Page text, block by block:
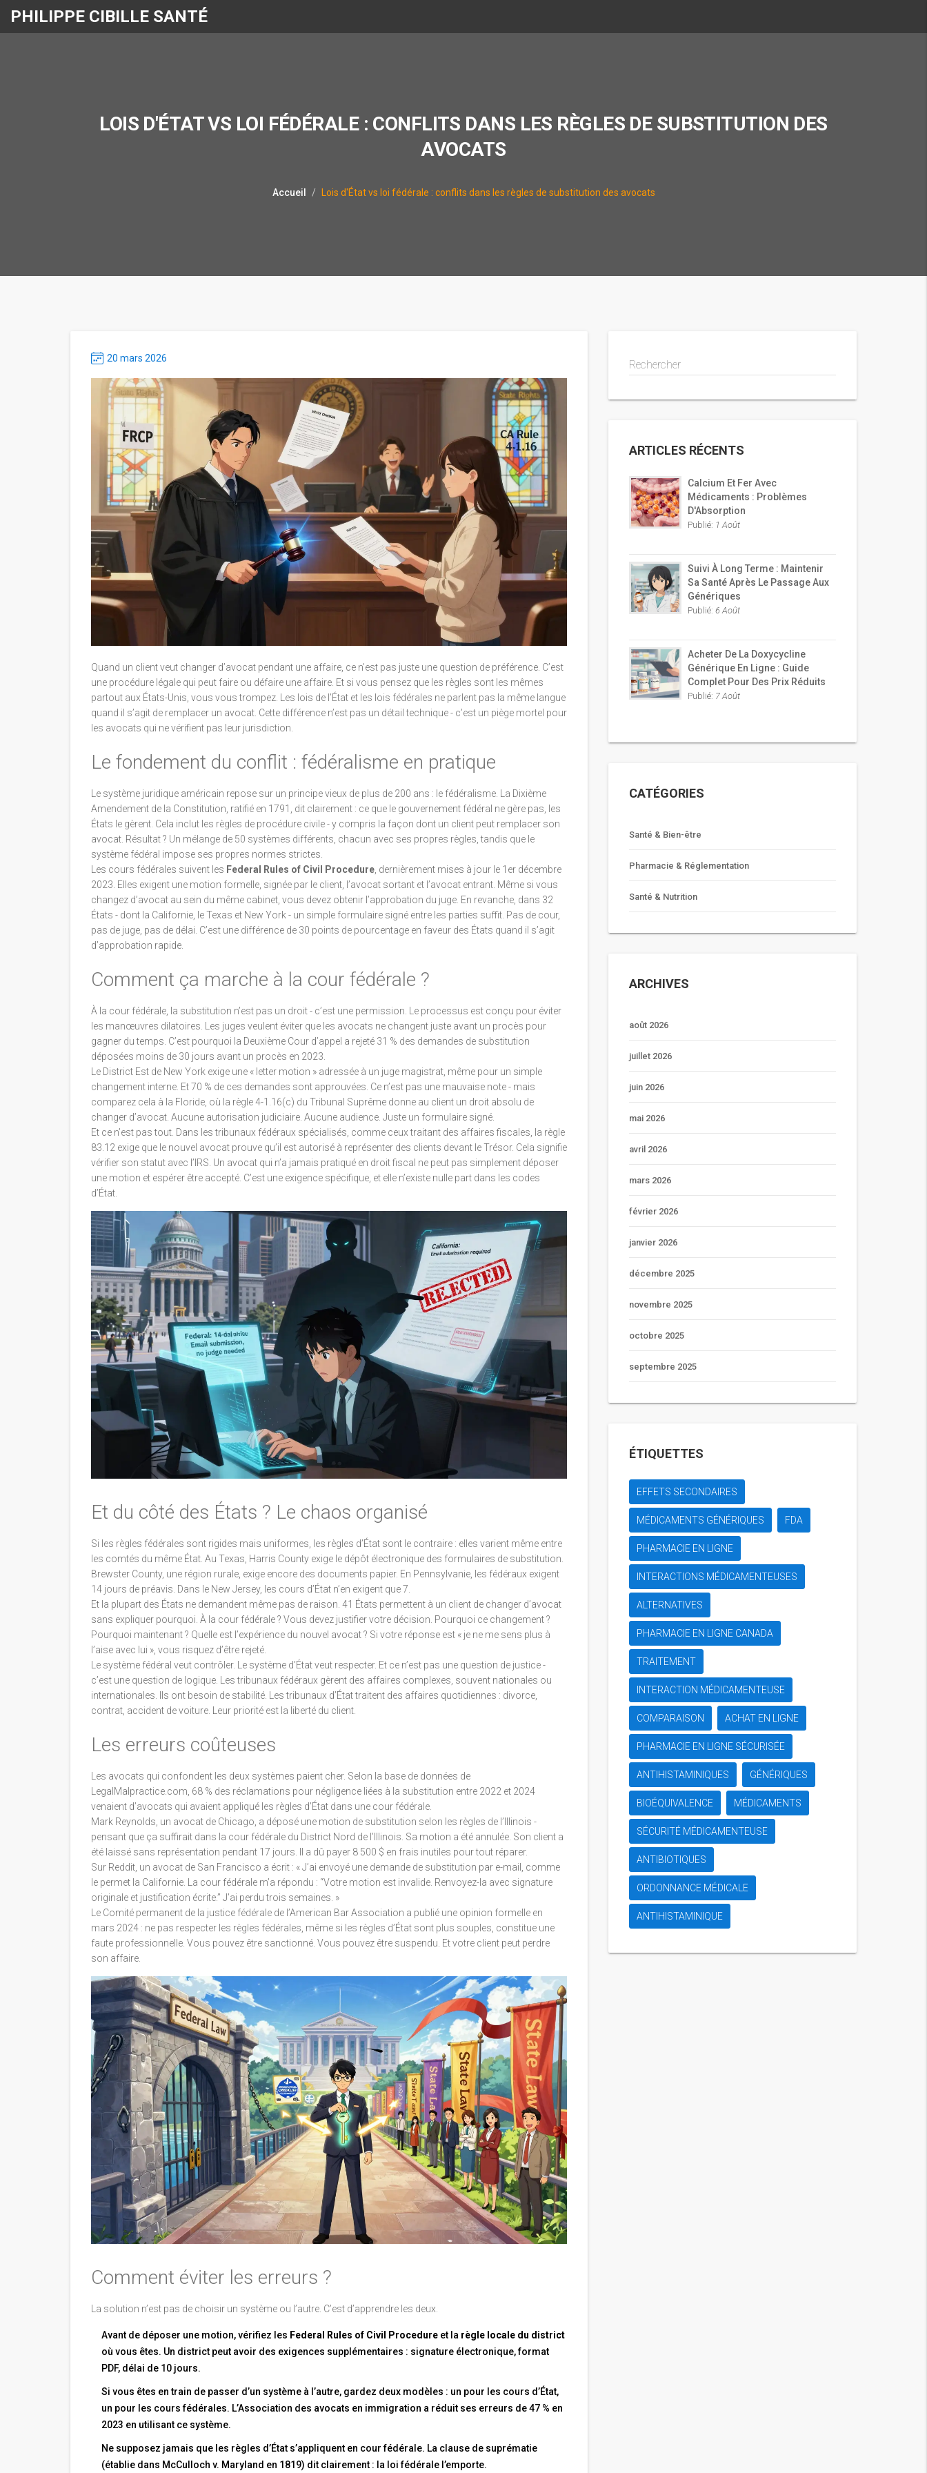
PHILIPPE CIBILLE SANTÉ
LOIS D'ÉTAT VS LOI FÉDÉRALE : CONFLITS DANS LES RÈGLES DE SUBSTITUTION DES
AVOCATS
Accueil Lois d'État vs loi fédérale : conflits dans les règles de substitution des avocats
20 mars 2026
Quand un client veut changer d’avocat pendant une affaire, ce n’est pas juste une question de préférence. C’est
une procédure légale qui peut faire ou défaire une affaire. Et si vous pensez que les règles sont les mêmes
partout aux États-Unis, vous vous trompez. Les lois de l’État et les lois fédérales ne parlent pas la même langue
quand il s’agit de remplacer un avocat. Cette différence n’est pas un détail technique - c’est un piège mortel pour
les avocats qui ne vérifient pas leur jurisdiction.
Le fondement du conflit : fédéralisme en pratique
Le système juridique américain repose sur un principe vieux de plus de 200 ans : le fédéralisme. La Dixième
Amendement de la Constitution, ratifié en 1791, dit clairement : ce que le gouvernement fédéral ne gère pas, les
États le gèrent. Cela inclut les règles de procédure civile - y compris la façon dont un client peut remplacer son
avocat. Résultat ? Un mélange de 50 systèmes différents, chacun avec ses propres règles, tandis que le
système fédéral impose ses propres normes strictes.
Les cours fédérales suivent les Federal Rules of Civil Procedure , dernièrement mises à jour le 1er décembre
2023. Elles exigent une motion formelle, signée par le client, l’avocat sortant et l’avocat entrant. Même si vous
changez d’avocat au sein du même cabinet, vous devez obtenir l’approbation du juge. En revanche, dans 32
États - dont la Californie, le Texas et New York - un simple formulaire signé entre les parties suffit. Pas de cour,
pas de juge, pas de délai. C’est une différence de 30 points de pourcentage en faveur des États quand il s’agit
d’approbation rapide.
Comment ça marche à la cour fédérale ?
À la cour fédérale, la substitution n’est pas un droit - c’est une permission. Le processus est conçu pour éviter
les manœuvres dilatoires. Les juges veulent éviter que les avocats ne changent juste avant un procès pour
gagner du temps. C’est pourquoi la Deuxième Cour d’appel a rejeté 31 % des demandes de substitution
déposées moins de 30 jours avant un procès en 2023.
Le District Est de New York exige une « letter motion » adressée à un juge magistrat, même pour un simple
changement interne. Et 70 % de ces demandes sont approuvées. Ce n’est pas une mauvaise note - mais
comparez cela à la Floride, où la règle 4-1.16(c) du Tribunal Suprême donne au client un droit absolu de
changer d’avocat. Aucune autorisation judiciaire. Aucune audience. Juste un formulaire signé.
Et ce n’est pas tout. Dans les tribunaux fédéraux spécialisés, comme ceux traitant des affaires fiscales, la règle
83.12 exige que le nouvel avocat prouve qu’il est autorisé à représenter des clients devant le Trésor. Cela signifie
vérifier son statut avec l’IRS. Un avocat qui n’a jamais pratiqué en droit fiscal ne peut pas simplement déposer
une motion et espérer être accepté. C’est une exigence spécifique, et elle n’existe nulle part dans les codes
d’État.
Et du côté des États ? Le chaos organisé
Si les règles fédérales sont rigides mais uniformes, les règles d’État sont le contraire : elles varient même entre
les comtés du même État. Au Texas, Harris County exige le dépôt électronique des formulaires de substitution.
Brewster County, une région rurale, exige encore des documents papier. En Pennsylvanie, les fédéraux exigent
14 jours de préavis. Dans le New Jersey, les cours d’État n’en exigent que 7.
Et la plupart des États ne demandent même pas de raison. 41 États permettent à un client de changer d’avocat
sans expliquer pourquoi. À la cour fédérale ? Vous devez justifier votre décision. Pourquoi ce changement ?
Pourquoi maintenant ? Quelle est l’expérience du nouvel avocat ? Si votre réponse est « je ne me sens plus à
l’aise avec lui », vous risquez d’être rejeté.
Le système fédéral veut contrôler. Le système d’État veut respecter. Et ce n’est pas une question de justice -
c’est une question de logique. Les tribunaux fédéraux gèrent des affaires complexes, souvent nationales ou
internationales. Ils ont besoin de stabilité. Les tribunaux d’État traitent des affaires quotidiennes : divorce,
contrat, accident de voiture. Leur priorité est la liberté du client.
Les erreurs coûteuses
Les avocats qui confondent les deux systèmes paient cher. Selon la base de données de
LegalMalpractice.com, 68 % des réclamations pour négligence liées à la substitution entre 2022 et 2024
venaient d’avocats qui avaient appliqué les règles d’État dans une cour fédérale.
Mark Reynolds, un avocat de Chicago, a déposé une motion de substitution selon les règles de l’Illinois -
pensant que ça suffirait dans la cour fédérale du District Nord de l’Illinois. Sa motion a été annulée. Son client a
été laissé sans représentation pendant 17 jours. Il a dû payer 8 500 $ en frais inutiles pour tout réparer.
Sur Reddit, un avocat de San Francisco a écrit : « J’ai envoyé une demande de substitution par e-mail, comme
le permet la Californie. La cour fédérale m’a répondu : “Votre motion est invalide. Renvoyez-la avec signature
originale et justification écrite.” J’ai perdu trois semaines. »
Le Comité permanent de la justice fédérale de l’American Bar Association a publié une opinion formelle en
mars 2024 : ne pas respecter les règles fédérales, même si les règles d’État sont plus souples, constitue une
faute professionnelle. Vous pouvez être sanctionné. Vous pouvez être suspendu. Et votre client peut perdre
son affaire.
Comment éviter les erreurs ?
La solution n’est pas de choisir un système ou l’autre. C’est d’apprendre les deux.
Avant de déposer une motion, vérifiez les Federal Rules of Civil Procedure et la règle locale du district
où vous êtes. Un district peut avoir des exigences supplémentaires : signature électronique, format
PDF, délai de 10 jours.
Si vous êtes en train de passer d’un système à l’autre, gardez deux modèles : un pour les cours d’État,
un pour les cours fédérales. L’Association des avocats en immigration a réduit ses erreurs de 47 % en
2023 en utilisant ce système.
Ne supposez jamais que les règles d’État s’appliquent en cour fédérale. La clause de suprématie
(établie dans McCulloch v. Maryland en 1819) dit clairement : la loi fédérale l’emporte.
Rechercher
ARTICLES RÉCENTS
Calcium Et Fer Avec
Médicaments : Problèmes
D'Absorption
Publié: 1 Août
Suivi À Long Terme : Maintenir
Sa Santé Après Le Passage Aux
Génériques
Publié: 6 Août
Acheter De La Doxycycline
Générique En Ligne : Guide
Complet Pour Des Prix Réduits
Publié: 7 Août
CATÉGORIES
Santé & Bien-être
Pharmacie & Réglementation
Santé & Nutrition
ARCHIVES
août 2026
juillet 2026
juin 2026
mai 2026
avril 2026
mars 2026
février 2026
janvier 2026
décembre 2025
novembre 2025
octobre 2025
septembre 2025
ÉTIQUETTES
EFFETS SECONDAIRES
MÉDICAMENTS GÉNÉRIQUES FDA
PHARMACIE EN LIGNE
INTERACTIONS MÉDICAMENTEUSES
ALTERNATIVES
PHARMACIE EN LIGNE CANADA
TRAITEMENT
INTERACTION MÉDICAMENTEUSE
COMPARAISON ACHAT EN LIGNE
PHARMACIE EN LIGNE SÉCURISÉE
ANTIHISTAMINIQUES GÉNÉRIQUES
BIOÉQUIVALENCE MÉDICAMENTS
SÉCURITÉ MÉDICAMENTEUSE
ANTIBIOTIQUES
ORDONNANCE MÉDICALE
ANTIHISTAMINIQUE